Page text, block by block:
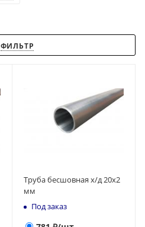
ФИЛЬТР
Труба бесшовная х/д 20х2
мм
Под заказ